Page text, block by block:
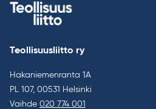
Teollisuusliitto ry
Hakaniemenranta 1A
PL 107, 00531 Helsinki
Vaihde 020 774 001